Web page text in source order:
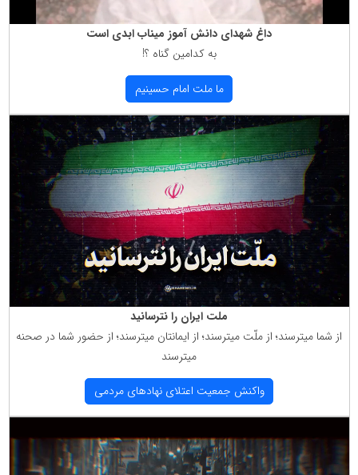
داغ شهدای دانش آموز میناب ابدی است
به كدامین گناه ؟!
ما ملت امام حسینیم
ملت ایران را نترسانید
از شما میترسند؛ از ملّت میترسند؛ از ایمانتان میترسند؛ از حضور شما در صحنه
میترسند
واكنش جمعیت اعتلای نهادهای مردمی